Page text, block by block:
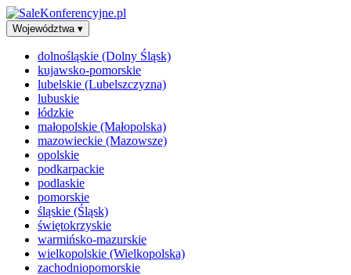
Województwa ▾
dolnośląskie (Dolny Śląsk)
kujawsko-pomorskie
lubelskie (Lubelszczyzna)
lubuskie
łódzkie
małopolskie (Małopolska)
mazowieckie (Mazowsze)
opolskie
podkarpackie
podlaskie
pomorskie
śląskie (Śląsk)
świętokrzyskie
warmińsko-mazurskie
wielkopolskie (Wielkopolska)
zachodniopomorskie